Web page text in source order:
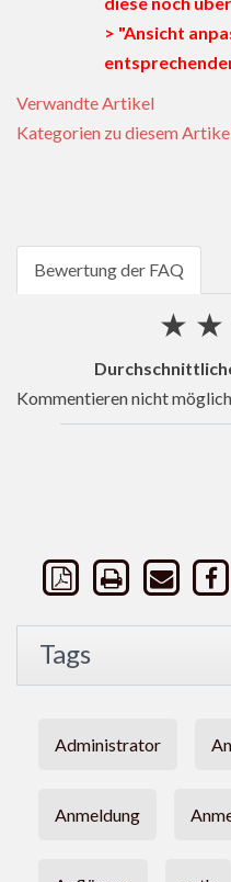
> "Ansicht
Verwandte Artikel
Kategorien zu diesem
Bewertung der FAQ
★
★
Kommentieren nicht möglich
Tags
Administrator
Anmeldung